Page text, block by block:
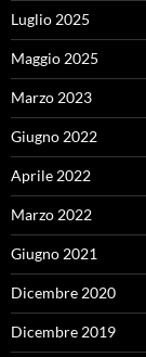
Luglio 2025
Maggio 2025
Marzo 2023
Giugno 2022
Aprile 2022
Marzo 2022
Giugno 2021
Dicembre 2020
Dicembre 2019